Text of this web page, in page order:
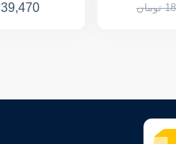
تومان 39,470